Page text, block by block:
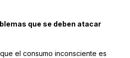
que se deben atacar
el consumo inconsciente es